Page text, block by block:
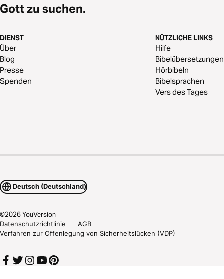
Gott zu suchen.
DIENST
Über
Blog
Presse
Spenden
NÜTZLICHE LINKS
Hilfe
Bibelübersetzungen
Hörbibeln
Bibelsprachen
Vers des Tages
Deutsch (Deutschland)
©2026YouVersion
Datenschutzrichtlinie
AGB
Verfahren zur Offenlegung von Sicherheitslücken (VDP)